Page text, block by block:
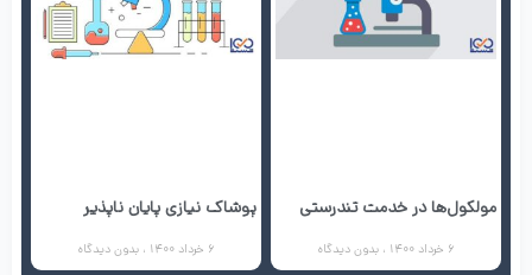
مولکول‌ها در خدمت تندرستی
6 خرداد 1400 بدون دیدگاه
پوشاک نیازی پایان ناپذیر
6 خرداد 1400 بدون دیدگاه